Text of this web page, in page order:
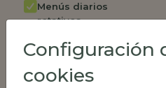
Menús diarios
rotativos
Cambio de menú
semanalmente
Factura única
Configuración
cookies